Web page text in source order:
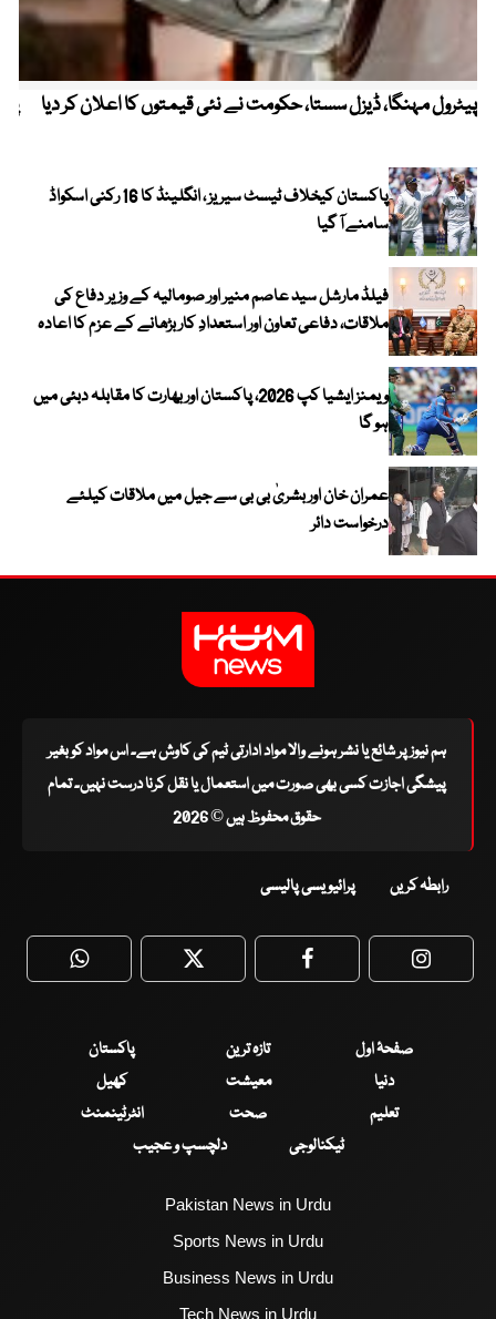
پیٹرول مہنگا، ڈیزل سستا، حکومت نے نئی قیمتوں کا اعلان کر دیا
پاکستان کیخلاف ٹیسٹ سیریز ، انگلینڈ کا 16 رکنی اسکواڈ
سامنے آ گیا
فیلڈ مارشل سید عاصم منیر اور صومالیہ کے وزیر دفاع کی
ملاقات، دفاعی تعاون اور استعدادِ کار بڑھانے کے عزم کا اعادہ
ویمنز ایشیا کپ 2026، پاکستان اور بھارت کا مقابلہ دبئی میں
ہو گا
عمران خان اور بشریٰ بی بی سے جیل میں ملاقات کیلئے
درخواست دائر
ہم نیوز پر شائع یا نشر ہونے والا مواد ادارتی ٹیم کی کاوش ہے۔ اس مواد کو بغیر
پیشگی اجازت کسی بھی صورت میں استعمال یا نقل کرنا درست نہیں۔ تمام
حقوق محفوظ ہیں © 2026
رابطہ کریں پرائیویسی پالیسی
WhatsApp Twitter Facebook
صفحۂ اول تازہ ترین
پاکستان
دنیا
معیشت
کھیل
تعلیم
صحت
انٹرٹینمنٹ
ٹیکنالوجی
دلچسپ و عجیب
Pakistan News in Urdu
Sports News in Urdu
Business News in Urdu
Tech News in Urdu